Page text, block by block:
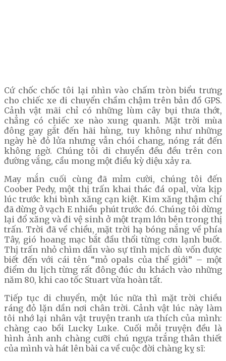
Cứ chốc chốc tôi lại nhìn vào chấm tròn biểu trưng
cho chiếc xe di chuyển chầm chậm trên bản đồ GPS.
Cảnh vật mãi chỉ có những lùm cây bụi thưa thớt,
chẳng có chiếc xe nào xung quanh. Mặt trời mùa
đông gay gắt đến hãi hùng, tuy không như những
ngày hè đỏ lửa nhưng vẫn chói chang, nóng rát đến
không ngờ. Chúng tôi di chuyển đều đều trên con
đường vắng, cầu mong một điều kỳ diệu xảy ra.
May mắn cuối cùng đã mỉm cười, chúng tôi đến
Coober Pedy, một thị trấn khai thác đá opal, vừa kịp
lúc trước khi bình xăng cạn kiệt. Kim xăng thậm chí
đã dừng ở vạch E nhiều phút trước đó. Chúng tôi dừng
lại đổ xăng và đi vệ sinh ở một trạm lớn bên trong thị
trấn. Trời đã về chiều, mặt trời hạ bóng nắng về phía
Tây, gió hoang mạc bắt đầu thổi từng cơn lạnh buốt.
Thị trấn nhỏ chìm dần vào sự tĩnh mịch dù vốn được
biết đến với cái tên “mỏ opals của thế giới” – một
điểm du lịch từng rất đông đúc du khách vào những
năm 80, khi cao tốc Stuart vừa hoàn tất.
Tiếp tục di chuyển, một lúc nữa thì mặt trời chiều
ráng đỏ lặn dần nơi chân trời. Cảnh vật lúc này làm
tôi nhớ lại nhân vật truyện tranh ưa thích của mình:
chàng cao bồi Lucky Luke. Cuối mỗi truyện đều là
hình ảnh anh chàng cưỡi chú ngựa trắng thân thiết
của mình và hát lên bài ca về cuộc đời chàng kỵ sĩ: